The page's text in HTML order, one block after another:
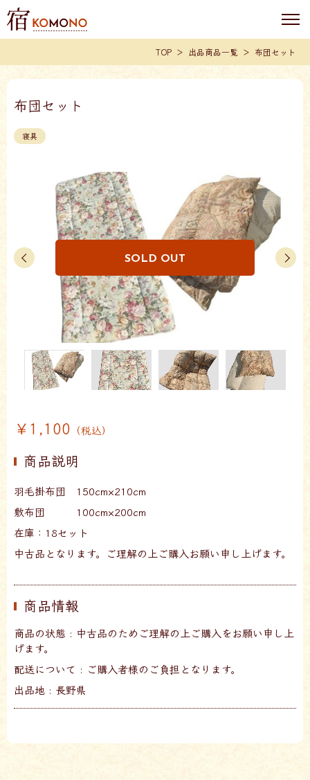
TOP 出品商品一覧 布団セット
布団セット
寝具
￥1,100 （税込）
商品説明
羽毛掛布団 150cm×210cm
敷布団 100cm×200cm
在庫：18セット
中古品となります。ご理解の上ご購入お願い申し上げます。
商品情報
商品の状態 : 中古品のためご理解の上ご購入をお願い申し上
げます。
配送について : ご購入者様のご負担となります。
出品地 : 長野県